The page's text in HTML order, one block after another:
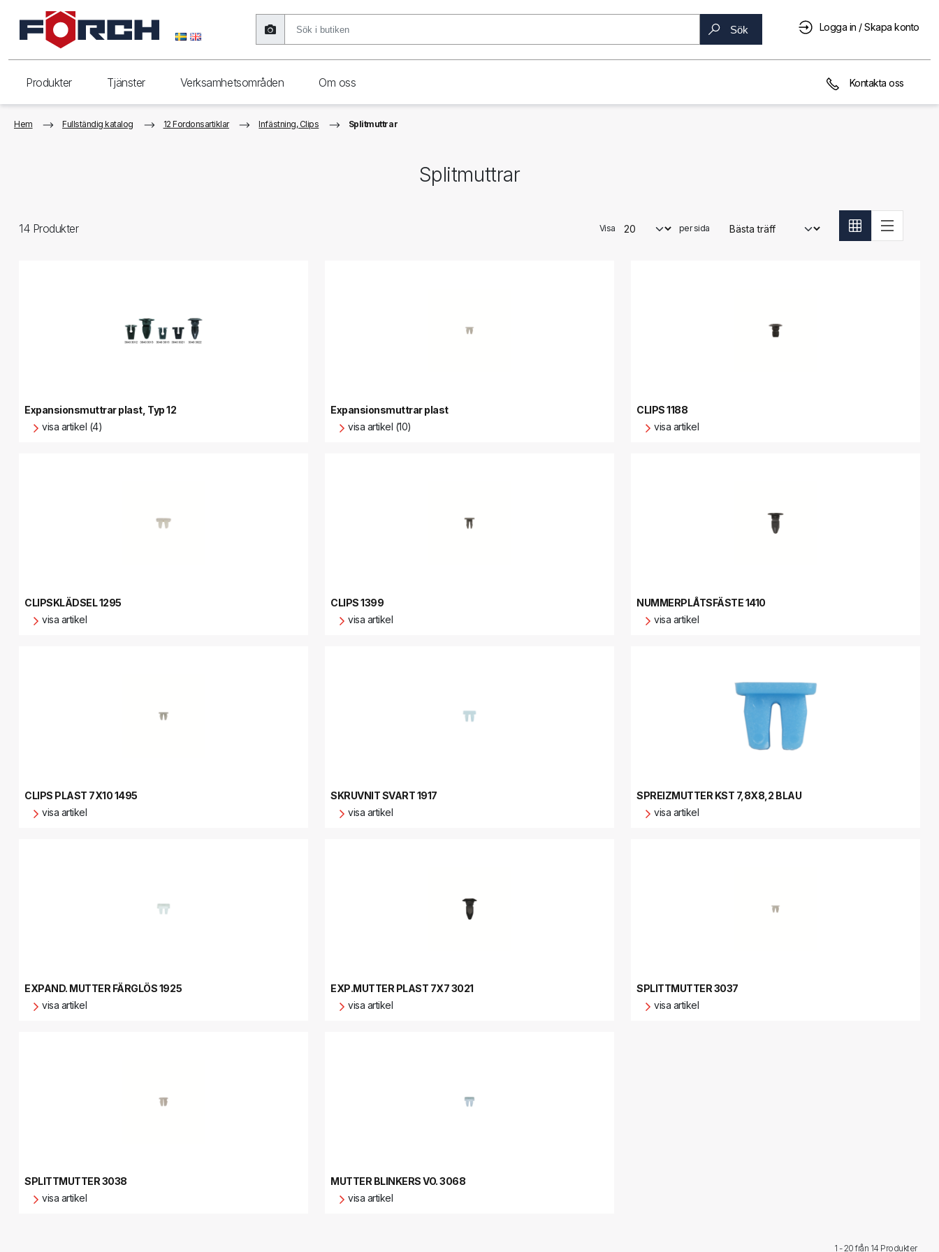
Sök Logga in / Skapa konto
Produkter Tjänster Verksamhetsområden Om oss Kontakta oss
Hem Fullständig katalog 12 Fordonsartiklar Infästning, Clips Splitmuttrar
Splitmuttrar
14Produkter Visa per sida
Expansionsmuttrar plast, Typ 12
visa artikel (4)
Expansionsmuttrar plast
visa artikel (10)
CLIPS 1188
visa artikel
CLIPSKLÄDSEL 1295
visa artikel
CLIPS 1399
visa artikel
NUMMERPLÅTSFÄSTE 1410
visa artikel
CLIPS PLAST 7X10 1495
visa artikel
SKRUVNIT SVART 1917
visa artikel
SPREIZMUTTER KST 7,8X8,2 BLAU
visa artikel
EXPAND. MUTTER FÄRGLÖS 1925
visa artikel
EXP.MUTTER PLAST 7X7 3021
visa artikel
SPLITTMUTTER 3037
visa artikel
SPLITTMUTTER 3038
visa artikel
MUTTER BLINKERS VO. 3068
visa artikel
1 - 20 från 14 Produkter